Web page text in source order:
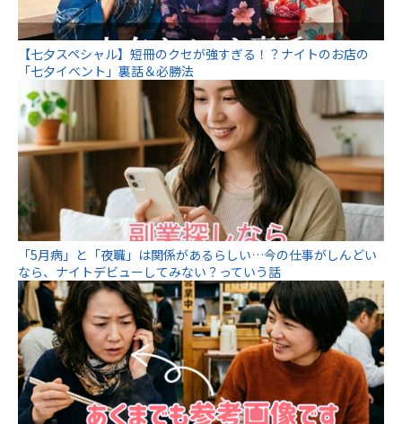
【七夕スペシャル】短冊のクセが強すぎる！？ナイトのお店の
「七夕イベント」裏話＆必勝法
「5月病」と「夜職」は関係があるらしい…今の仕事がしんどい
なら、ナイトデビューしてみない？っていう話